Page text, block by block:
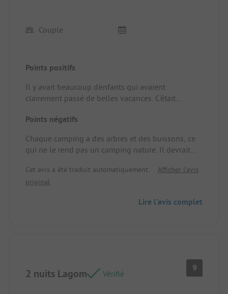
Couple
Points positifs
Il y avait beaucoup d'enfants qui avaient
clairement passé de belles vacances. C'était
Emplacement/Logement: Emplacement spacieux.
Points négatifs
Chaque camping a des arbres et des buissons, ce
qui ne le rend pas un camping nature. Il devrait
cela faisait largement défaut.
Cet avis a été traduit automatiquement.
Afficher l'avis
original
Lire l'avis complet
2 nuits Lagom Vérifié
9